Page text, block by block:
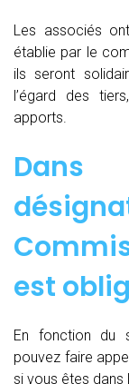
Les associés
établie par le
ils seront
l’égard des
apports.
est
En fonction du
pouvez faire
si vous êtes dans